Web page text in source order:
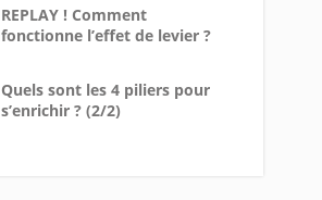
REPLAY ! Comment
fonctionne l’effet de levier ?
Quels sont les 4 piliers pour
s’enrichir ? (2/2)